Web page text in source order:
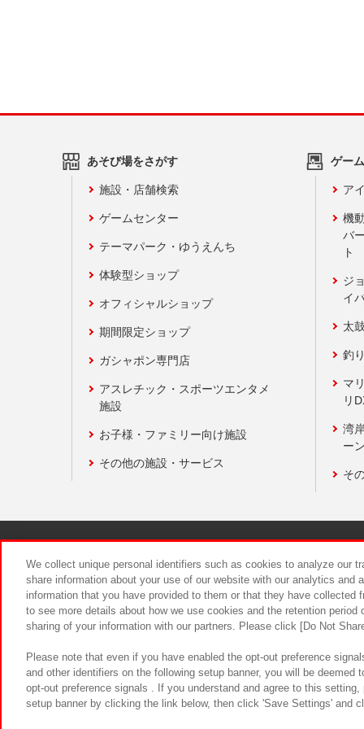
あそび場をさがす
施設・店舗検索
ゲームセンター
テーマパーク・ゆうえんち
体験型ショップ
オフィシャルショップ
期間限定ショップ
ガシャポン専門店
アスレチック・スポーツエンタメ
施設
お子様・ファミリー向け施設
その他の施設・サービス
ゲー
ア
機
バ
ト
ジ
イ
太
釣
マ
リ
湾
ー
そ
食品のご
We collect unique personal identifiers such as cookies to analyze our
share information about your use of our website with our analytics and
information that you have provided to them or that they have
to see more details about how we use cookies and the retention
sharing of your information with our partners. Please click [Do Not
Please note that even if you have enabled the opt-out preference
and other identifiers on the following setup banner, you will be
opt-out preference signals . If you understand and agree to this
setup banner by clicking the link below, then click 'Save Settings' and